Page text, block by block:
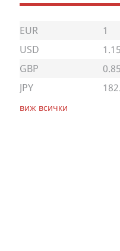
EUR 1
USD
GBP
JPY
виж всички